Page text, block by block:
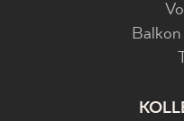
Balkon